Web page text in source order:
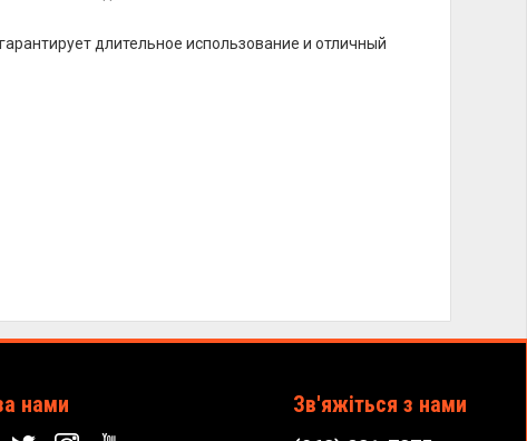
длительное использование и отличный
нами Зв'яжіться з нами